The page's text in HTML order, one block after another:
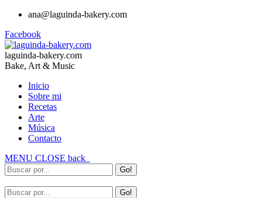
ana@laguinda-bakery.com
Facebook
laguinda-bakery.com
Bake, Art & Music
Inicio
Sobre mi
Recetas
Arte
Música
Contacto
MENU CLOSE back